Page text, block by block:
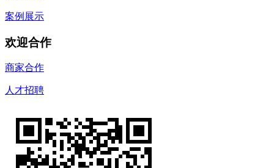
案例展示
欢迎合作
商家合作
人才招聘